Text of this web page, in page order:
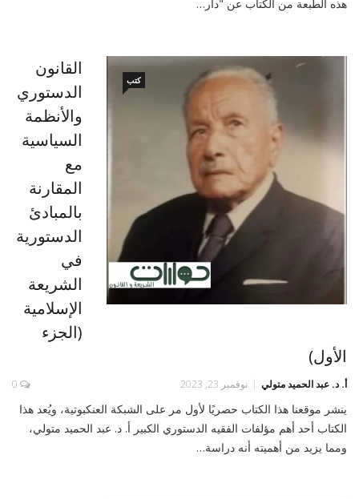
هذه الطبعة من الكتاب عن "دار…
كتب
القانون
الدستوري
والأنظمة
السياسية
مع
المقارنة
بالمبادئ
الدستورية
في
الشريعة
الإسلامية
(الجزء
الأول)
أ‌. د. عبد الحميد متولي نوفمبر 23, 2023 0
ينشر موقعنا هذا الكتاب حصريًا لأول مر على الشبكة العنكبوتية، ويُعد هذا
الكتاب أحد أهم مؤلفات الفقيه الدستوري الكبير أ. د. عبد الحميد متولي،
ومما يزيد من أهميته أنه دراسة…